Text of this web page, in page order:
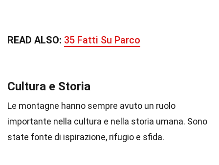
READ ALSO: 35 Fatti Su Parco
Cultura e Storia
Le montagne hanno sempre avuto un ruolo
importante nella cultura e nella storia umana. Sono
state fonte di ispirazione, rifugio e sfida.